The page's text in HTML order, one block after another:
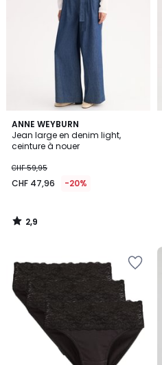
ANNE WEYBURN
Jean large en denim light,
ceinture à nouer
CHF 59,95
CHF 47,96 -20%
2,9
/ 5
2,9
/